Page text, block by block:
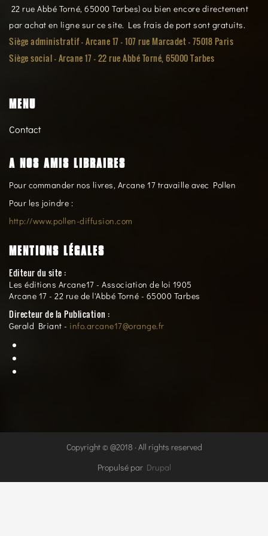
22 rue Abbé Torné, 65000 Tarbes) ou bien encore directement
par achat en ligne sur ce site. Les frais de port sont gratuits.
Siège administratif - Arcane 17 - 107 rue Marcadet - 75018 Paris
Siège social -Arcane 17 - 22 rue Abbé Torné, 65000 Tarbes
MENU
Contact
A NOS AMIS LIBRAIRES
Pour commander nos livres, Arcane 17 travaille avec Pollen
Pour les joindre :
http://www.pollen-diffusion.com
MENTIONS LÉGALES
Editeur du site :
Les éditions Arcane17 - Association de loi 1905
Arcane 17 - 22 rue de l'Abbé Torné - 65000 Tarbes
Directeur de la Publication :
Gerald Briant - info.arcane17@orange.fr
Copyright © @2018 · All rights reserved
Propulsé par Drupal